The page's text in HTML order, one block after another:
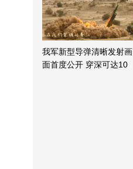
我军新型导弹清晰发射画
面首度公开 穿深可达10